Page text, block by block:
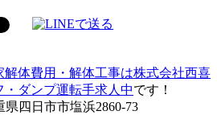
解体費用・解体工事は株式会社西喜
ダンプ運転手求人中です！
県四日市市塩浜2860-73